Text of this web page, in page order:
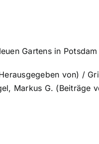
Gartens in
von) /
Markus G. (Beiträge